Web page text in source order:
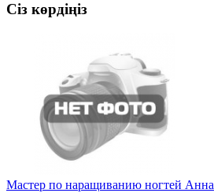
Сіз көрдіңіз
Мастер по наращиванию ногтей Анна